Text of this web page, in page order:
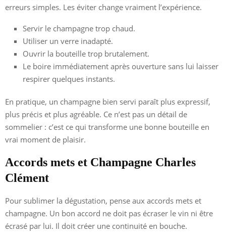
erreurs simples. Les éviter change vraiment l’expérience.
Servir le champagne trop chaud.
Utiliser un verre inadapté.
Ouvrir la bouteille trop brutalement.
Le boire immédiatement après ouverture sans lui laisser
respirer quelques instants.
En pratique, un champagne bien servi paraît plus expressif,
plus précis et plus agréable. Ce n’est pas un détail de
sommelier : c’est ce qui transforme une bonne bouteille en
vrai moment de plaisir.
Accords mets et Champagne Charles
Clément
Pour sublimer la dégustation, pense aux accords mets et
champagne. Un bon accord ne doit pas écraser le vin ni être
écrasé par lui. Il doit créer une continuité en bouche.